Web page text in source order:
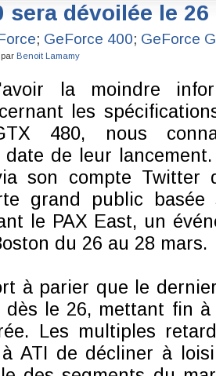
sera dévoilée le
; GeForce 400; GeForce
Benoit Lamamy
la moindre
les
480, nous
date de leur
son compte Twitter
grand public
le PAX East, un
du 26 au 28 mars.
à parier que le
dès le 26, mettant fin
Les multiples
ATI de décliner à